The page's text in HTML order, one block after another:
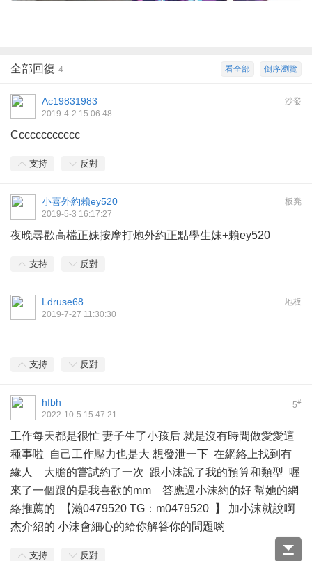
倒序瀏覽
看全部
全部回復 4
沙發
Ac19831983
2019-4-2 15:06:48
Cccccccccccc
支持 反對
板凳
小喜外約賴ey520
2019-5-3 16:17:27
夜晚尋歡高檔正妹按摩打炮外約正點學生妹+賴ey520
支持 反對
地板
Ldruse68
2019-7-27 11:30:30
支持 反對
5#
hfbh
2022-10-5 15:47:21
工作每天都是很忙 妻子生了小孩后 就是沒有時間做愛愛這
種事啦 自己工作壓力也是大 想發泄一下 在網絡上找到有
緣人 大膽的嘗試約了一次 跟小沫說了我的預算和類型 喔
來了一個跟的是我喜歡的mm 答應過小沫約的好 幫她的網
絡推薦的 【瀨0479520 TG：m0479520 】 加小沫就說啊
杰介紹的 小沫會細心的給你解答你的問題喲
支持 反對